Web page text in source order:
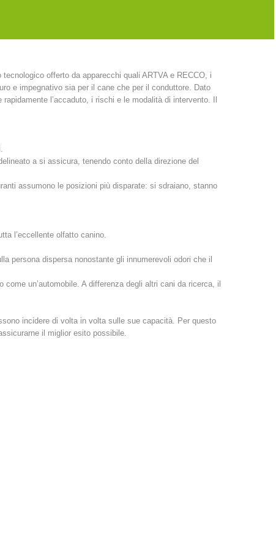
offerto da apparecchi quali ARTVA e RECCO, i
e impegnativo sia per il cane che per il conduttore. Dato
l’accaduto, i rischi e le modalità di intervento. Il
a si assicura, tenendo conto della direzione del
assumono le posizioni più disparate: si sdraiano, stanno
l’eccellente olfatto canino.
persona dispersa nonostante gli innumerevoli odori che il
un’automobile. A differenza degli altri cani da ricerca, il
incidere di volta in volta sulle sue capacità. Per questo
il miglior esito possibile.